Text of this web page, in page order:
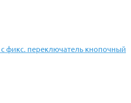
фикс. переключатель кнопочный